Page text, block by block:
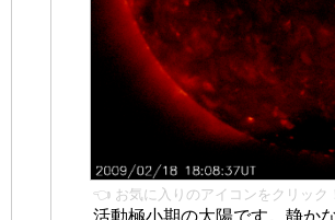
👈 お気に入りのアイコンをクリック！
活動極小期の太陽です。静か